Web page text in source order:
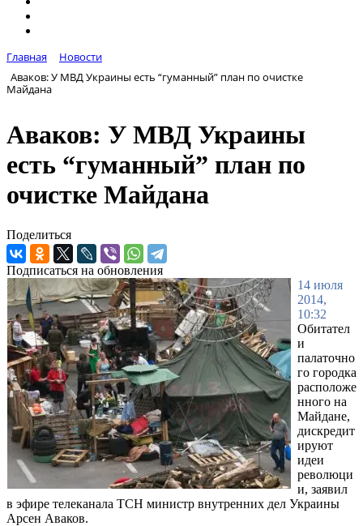
Главная
Новости
Аваков: У МВД Украины есть “гуманный” план по очистке
Майдана
Аваков: У МВД Украины
есть “гуманный” план по
очистке Майдана
Поделиться
Подписаться на обновления
14 июля
2014,
10:32
Обитател
и
палаточно
го городка
расположе
нного на
Майдане,
дискредит
ируют
идеи
революци
и, заявил
в эфире телеканала ТСН министр внутренних дел Украины
Арсен Аваков.